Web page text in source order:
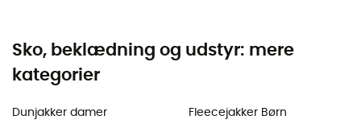
Sko, beklædning og udstyr: mere
kategorier
Dunjakker damer
Fleecejakker Børn